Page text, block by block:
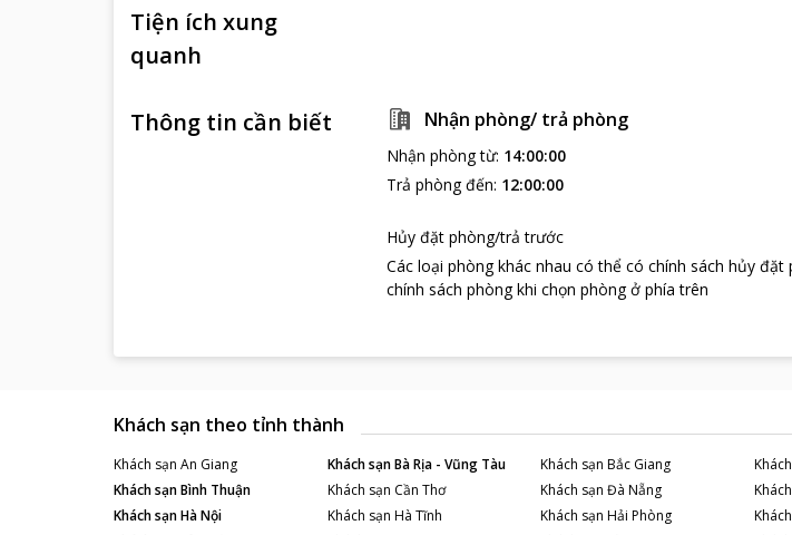
Tiện ích xung
quanh
Thông tin cần biết Nhận phòng/ trả phòng
Nhận phòng từ: 14:00:00
Trả phòng đến: 12:00:00
Hủy đặt phòng/trả trước
Các loại phòng khác nhau có thể có chính sách hủy
chính sách phòng khi chọn phòng ở phía trên
Khách sạn theo tỉnh thành
Khách sạn An Giang Khách sạnBà Rịa - Vũng Tàu Khách sạn Bắc Giang
Khách sạnBình Thuận Khách sạn Cần Thơ Khách sạn Đà Nẵng
Khách sạnHà Nội Khách sạn Hà Tĩnh Khách sạn Hải Phòng